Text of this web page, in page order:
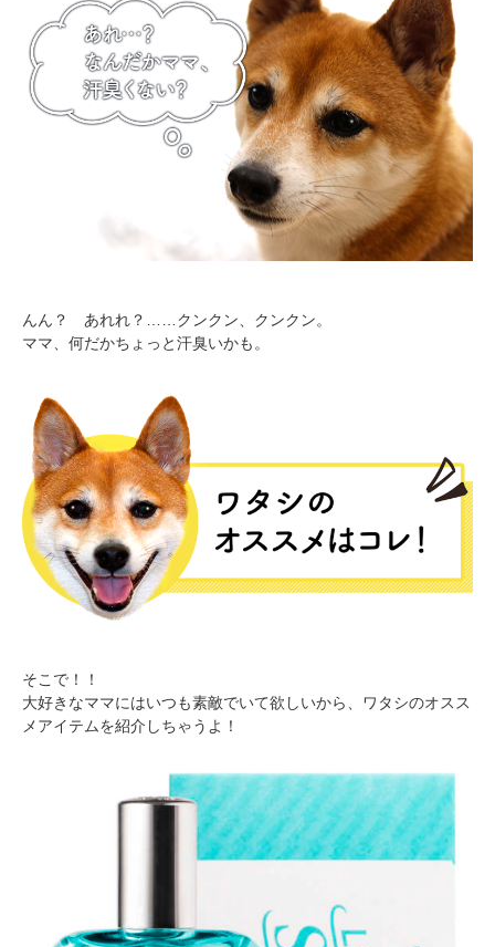
んん？ あれれ？……クンクン、クンクン。
ママ、何だかちょっと汗臭いかも。
そこで！！
大好きなママにはいつも素敵でいて欲しいから、ワタシのオスス
メアイテムを紹介しちゃうよ！